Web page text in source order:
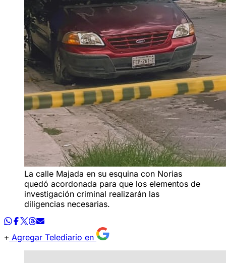
La calle Majada en su esquina con Norias
quedó acordonada para que los elementos de
investigación criminal realizarán las
diligencias necesarias.
Agregar Telediario en